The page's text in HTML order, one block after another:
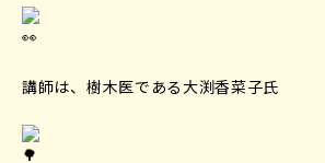
講師は、樹木医である大渕香菜子氏